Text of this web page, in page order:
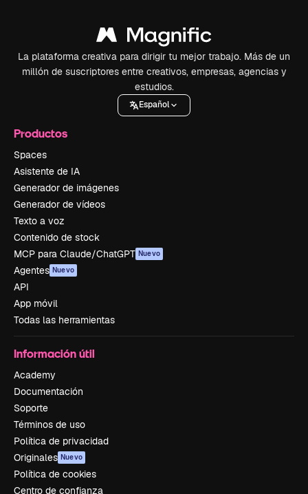
La plataforma creativa para dirigir tu mejor trabajo. Más de un
millón de suscriptores entre creativos, empresas, agencias y
estudios.
Español
Productos
Spaces
Asistente de IA
Generador de imágenes
Generador de vídeos
Texto a voz
Contenido de stock
MCP para Claude/ChatGPT Nuevo
Agentes Nuevo
API
App móvil
Todas las herramientas
Información útil
Academy
Documentación
Soporte
Términos de uso
Política de privacidad
Originales Nuevo
Política de cookies
Centro de confianza